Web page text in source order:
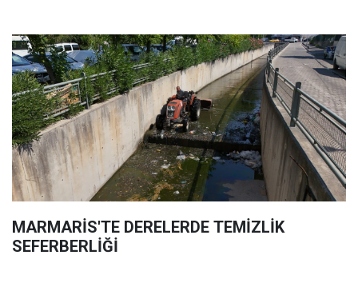
MARMARİS'TE DERELERDE TEMİZLİK
SEFERBERLİĞİ